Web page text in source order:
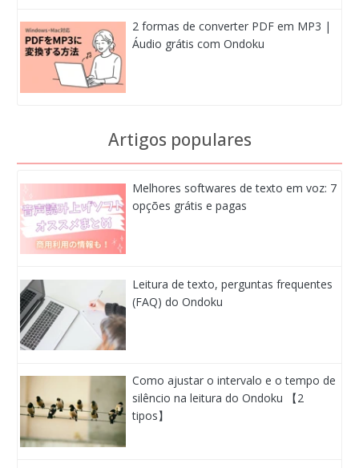
2 formas de converter PDF em MP3 |
Áudio grátis com Ondoku
Artigos populares
Melhores softwares de texto em voz: 7
opções grátis e pagas
Leitura de texto, perguntas frequentes
(FAQ) do Ondoku
Como ajustar o intervalo e o tempo de
silêncio na leitura do Ondoku 【2
tipos】